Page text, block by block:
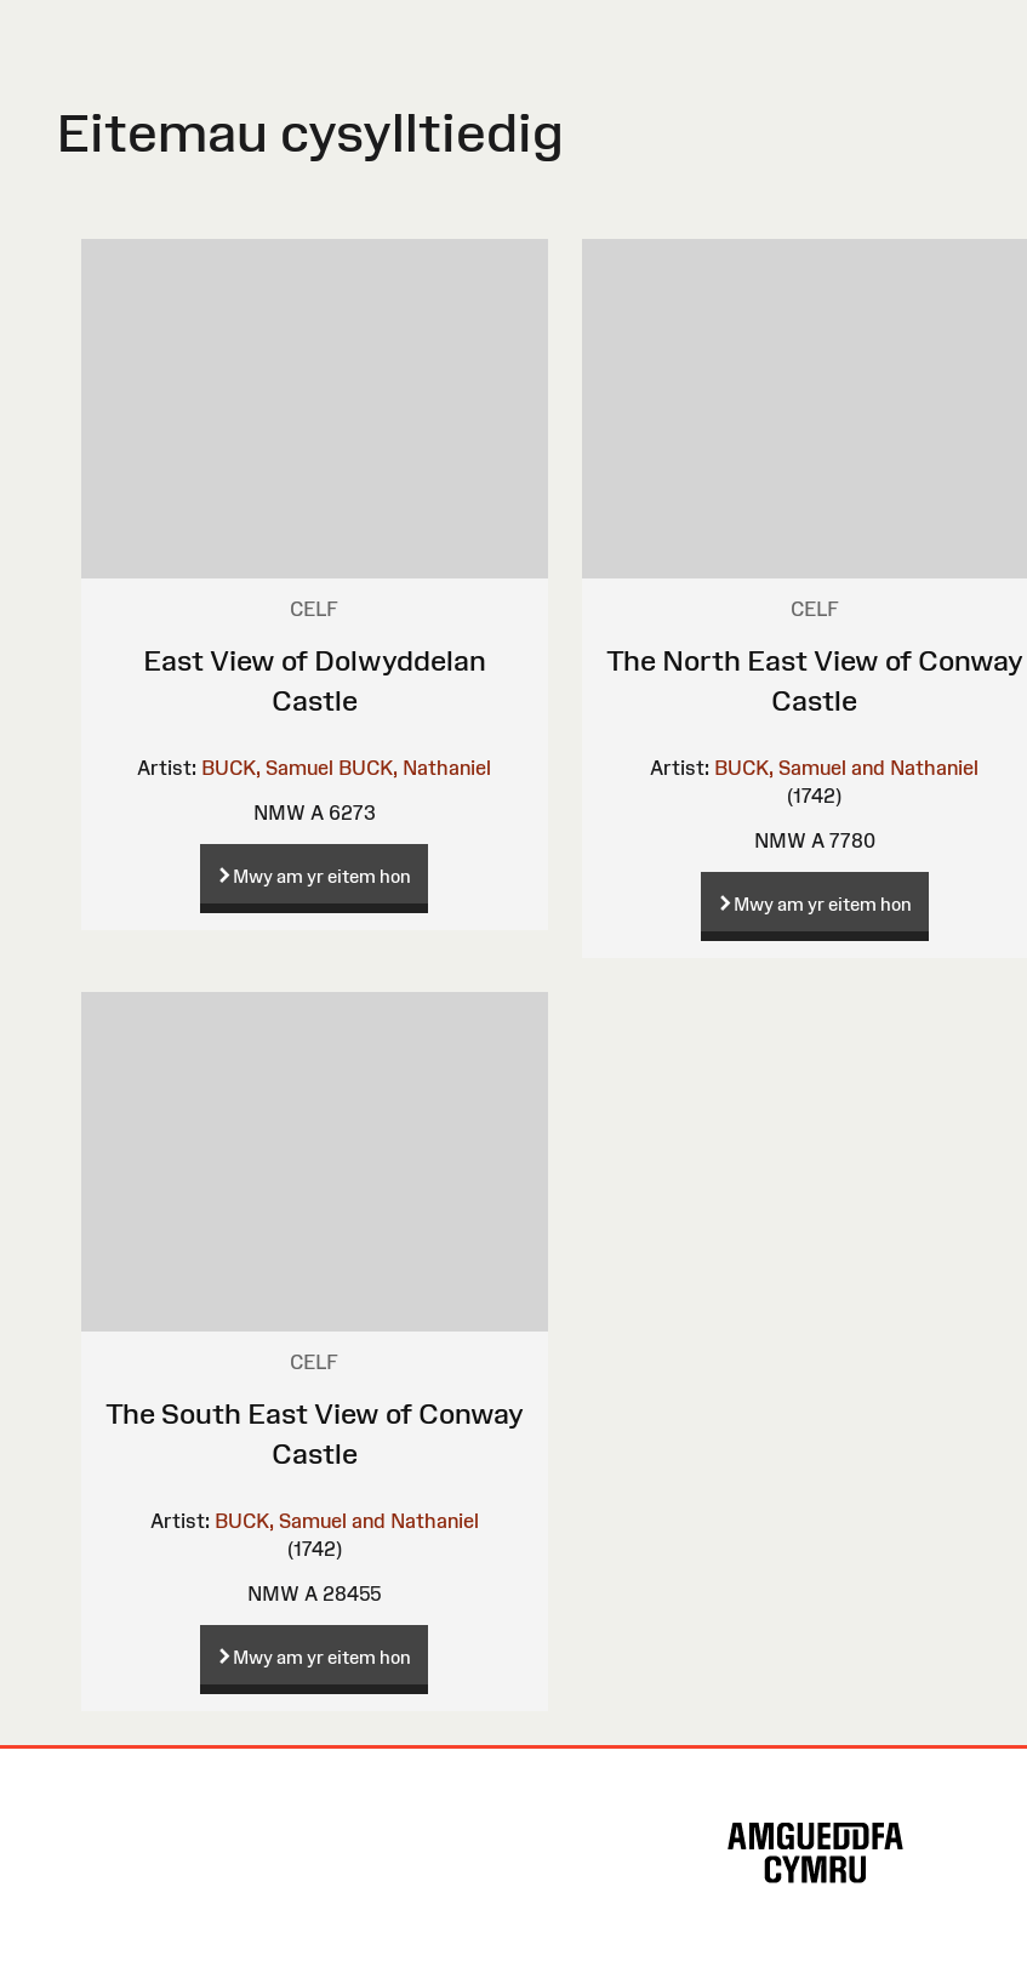
Eitemau cysylltiedig
CELF
East View of Dolwyddelan
Castle
Artist: BUCK, Samuel BUCK, Nathaniel
NMW A 6273
Mwy am yr eitem hon
CELF
The North East View of Conway
Castle
Artist: BUCK, Samuel and Nathaniel
(1742)
NMW A 7780
Mwy am yr eitem hon
CELF
The South East View of Conway
Castle
Artist: BUCK, Samuel and Nathaniel
(1742)
NMW A 28455
Mwy am yr eitem hon